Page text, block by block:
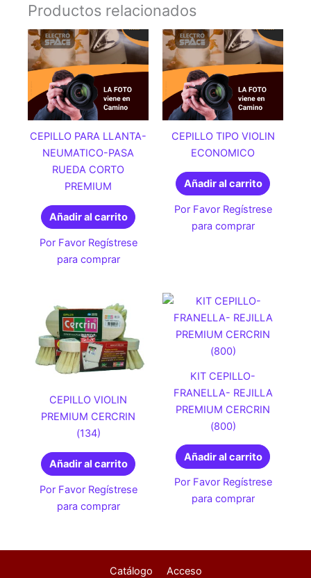
Productos relacionados
CEPILLO PARA LLANTA-
NEUMATICO-PASA
RUEDA CORTO
PREMIUM
Añadir al carrito
Por Favor Regístrese
para comprar
CEPILLO TIPO VIOLIN
ECONOMICO
Añadir al carrito
Por Favor Regístrese
para comprar
CEPILLO VIOLIN
PREMIUM CERCRIN
(134)
Añadir al carrito
Por Favor Regístrese
para comprar
KIT CEPILLO-
FRANELLA- REJILLA
PREMIUM CERCRIN
(800)
Añadir al carrito
Por Favor Regístrese
para comprar
Catálogo Acceso